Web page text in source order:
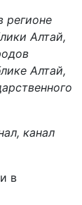
регионе
Алтай,
Алтай,
канал
в